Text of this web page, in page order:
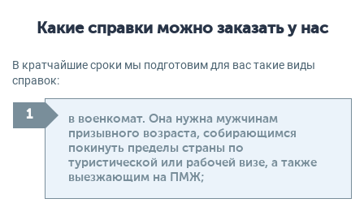
Какие справки можно заказать у нас
В кратчайшие сроки мы подготовим для вас такие виды
справок:
в военкомат. Она нужна мужчинам
призывного возраста, собирающимся
покинуть пределы страны по
туристической или рабочей визе, а также
выезжающим на ПМЖ;